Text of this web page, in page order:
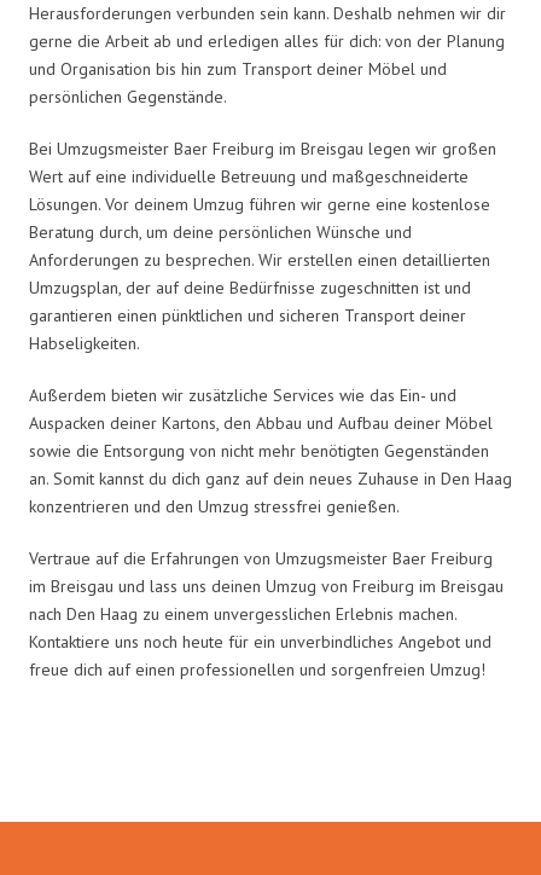
Herausforderungen verbunden sein kann. Deshalb nehmen wir dir
gerne die Arbeit ab und erledigen alles für dich: von der Planung
und Organisation bis hin zum Transport deiner Möbel und
persönlichen Gegenstände.
Bei Umzugsmeister Baer Freiburg im Breisgau legen wir großen
Wert auf eine individuelle Betreuung und maßgeschneiderte
Lösungen. Vor deinem Umzug führen wir gerne eine kostenlose
Beratung durch, um deine persönlichen Wünsche und
Anforderungen zu besprechen. Wir erstellen einen detaillierten
Umzugsplan, der auf deine Bedürfnisse zugeschnitten ist und
garantieren einen pünktlichen und sicheren Transport deiner
Habseligkeiten.
Außerdem bieten wir zusätzliche Services wie das Ein- und
Auspacken deiner Kartons, den Abbau und Aufbau deiner Möbel
sowie die Entsorgung von nicht mehr benötigten Gegenständen
an. Somit kannst du dich ganz auf dein neues Zuhause in Den Haag
konzentrieren und den Umzug stressfrei genießen.
Vertraue auf die Erfahrungen von Umzugsmeister Baer Freiburg
im Breisgau und lass uns deinen Umzug von Freiburg im Breisgau
nach Den Haag zu einem unvergesslichen Erlebnis machen.
Kontaktiere uns noch heute für ein unverbindliches Angebot und
freue dich auf einen professionellen und sorgenfreien Umzug!